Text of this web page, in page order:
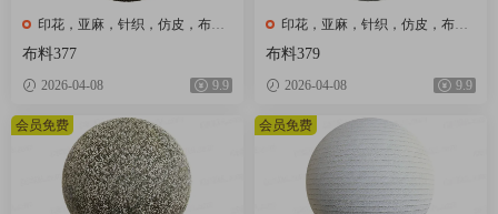
印花，亚麻，针织，仿皮，布
匹，家纺，绒布
布料377
2026-04-08 9.9
印花，亚麻，针织，仿皮，布
匹，家纺，绒布
布料379
2026-04-08 9.9
会员免费 会员免费